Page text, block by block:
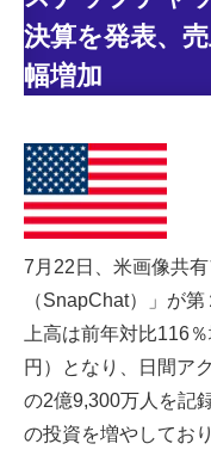
決算を発表、
幅増加
7月22日、米画像共
（SnapChat）」が
上高は前年対比116
円）となり、日間ア
の2億9,300万人を記
の投資を増やしてお